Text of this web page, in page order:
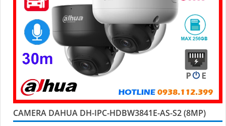
CAMERA DAHUA DH-IPC-HDBW3841E-AS-S2 (8MP)